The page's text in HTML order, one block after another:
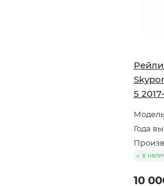
5
Года
в
10